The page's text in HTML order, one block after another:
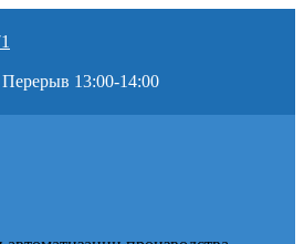
13:00-14:00